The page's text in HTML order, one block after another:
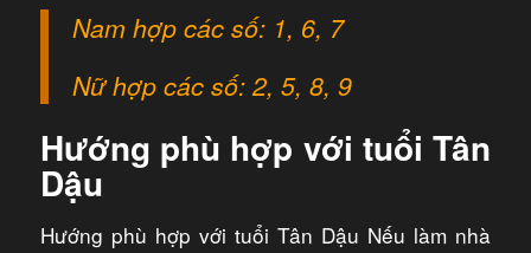
Nam hợp các số: 1, 6, 7
Nữ hợp các số: 2, 5, 8, 9
Hướng phù hợp với tuổi Tân
Dậu
Hướng phù hợp với tuổi Tân Dậu Nếu làm nhà